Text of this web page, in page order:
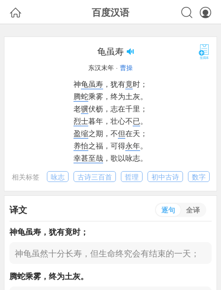
 百度汉语 

龟虽寿
东汉末年 · 曹操
神龟虽寿 ， 犹有竟时；
腾蛇乘雾， 终为土灰。
老骥伏枥， 志在千里；
烈士暮年， 壮心不已。
盈缩之期， 不但在天；
养怡之福， 可得永年。
幸甚至哉 ， 歌以咏志。
相关标签 咏志 古诗三百首 哲理 初中古诗 数字
译文 逐句 全译
神龟虽寿 ， 犹有竟时；
神龟虽然十分长寿， 但生命终究会有结束的一天；
腾蛇乘雾， 终为土灰。